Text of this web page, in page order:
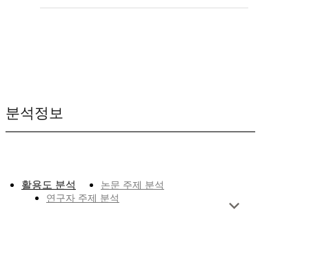
분석정보
활용도 분석
논문 주제 분석
연구자 주제 분석